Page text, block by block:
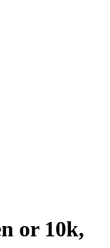
or 10k,